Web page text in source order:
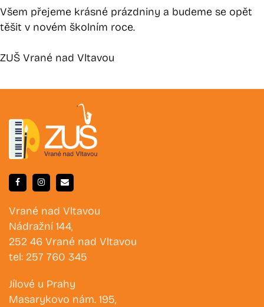
Všem přejeme krásné prázdniny a budeme se opět
těšit v novém školním roce.
ZUŠ Vrané nad Vltavou
Vrané nad Vltavou
Nádražní 144,
252 46 Vrané nad Vltavou
tel: 257 760 345
Jílové u Prahy
Masarykovo nám. 195,